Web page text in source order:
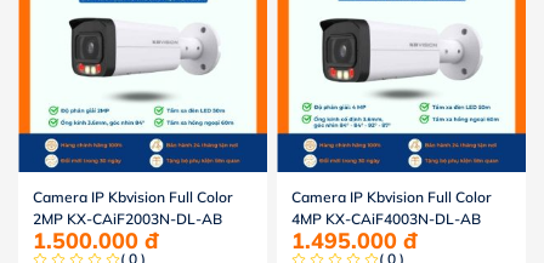
Camera IP Kbvision Full Color
2MP KX-CAiF2003N-DL-AB
1.500.000 đ
( 0 )
Camera IP Kbvision Full Color
4MP KX-CAiF4003N-DL-AB
1.495.000 đ
( 0 )